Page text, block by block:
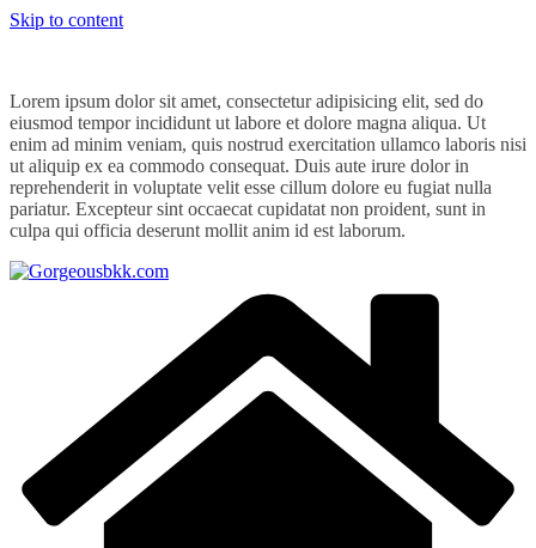
Skip to content
Lorem ipsum dolor sit amet, consectetur adipisicing elit, sed do
eiusmod tempor incididunt ut labore et dolore magna aliqua. Ut
enim ad minim veniam, quis nostrud exercitation ullamco laboris nisi
ut aliquip ex ea commodo consequat. Duis aute irure dolor in
reprehenderit in voluptate velit esse cillum dolore eu fugiat nulla
pariatur. Excepteur sint occaecat cupidatat non proident, sunt in
culpa qui officia deserunt mollit anim id est laborum.